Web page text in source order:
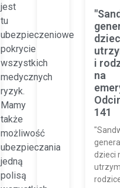
jest
tu
ubezpieczeniowe
pokrycie
wszystkich
medycznych
ryzyk.
Mamy
także
możliwość
ubezpieczania
jedną
polisą
i
na
141
dzieci